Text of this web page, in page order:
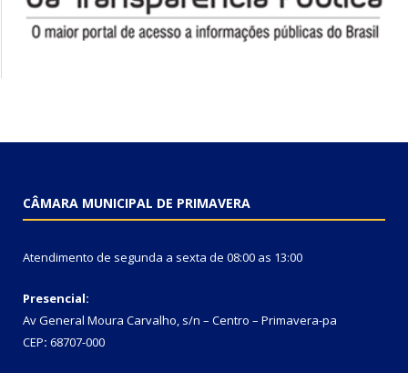
CÂMARA MUNICIPAL DE PRIMAVERA
Atendimento de segunda a sexta de 08:00 as 13:00
Presencial:
Av General Moura Carvalho, s/n – Centro – Primavera-pa
CEP: 68707-000